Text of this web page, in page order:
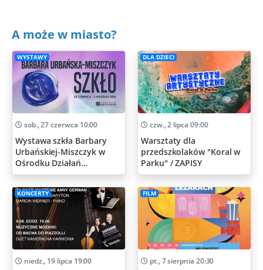
A może w miasto?
WYSTAWY
sob., 27 czerwca 10:00
Wystawa szkła Barbary
Urbańskiej-Miszczyk w
Ośrodku Działań
Artystycznych
DLA DZIECI
czw., 2 lipca 09:00
Warsztaty dla
przedszkolaków "Koral w
Parku" / ZAPISY
KONCERTY
niedz., 19 lipca 19:00
FILM
pt., 7 sierpnia 20:30